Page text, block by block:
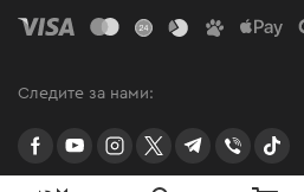
Следите за нами:
facebookyoutubeinstagramtwittertelegram
Viber TikTok